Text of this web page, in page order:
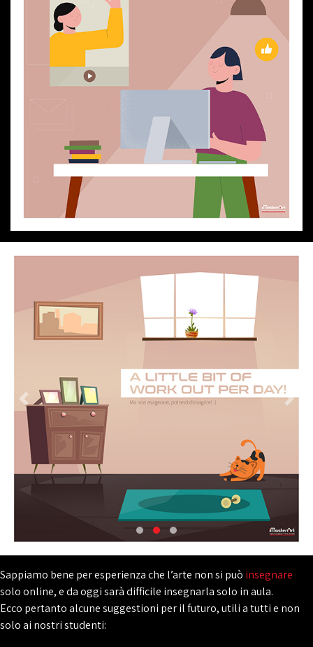
Sappiamo bene per esperienza che l’arte non si può insegnare
solo online, e da oggi sarà difficile insegnarla solo in aula.
Ecco pertanto alcune suggestioni per il futuro, utili a tutti e non
solo ai nostri studenti: